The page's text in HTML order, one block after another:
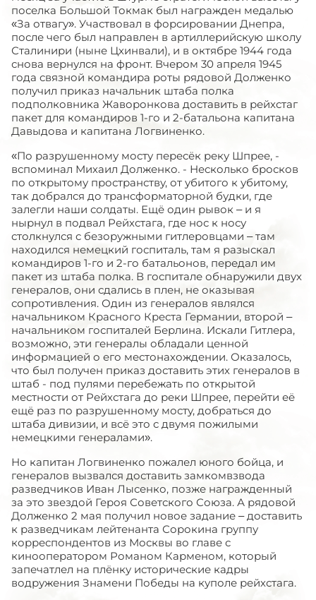
поселка Большой Токмак был награжден медалью
«За отвагу». Участвовал в форсировании Днепра,
после чего был направлен в артиллерийскую школу
Сталинири (ныне Цхинвали), и в октябре 1944 года
снова вернулся на фронт. Вчером 30 апреля 1945
года связной командира роты рядовой Долженко
получил приказ начальник штаба полка
подполковника Жаворонкова доставить в рейхстаг
пакет для командиров 1-го и 2-батальона капитана
Давыдова и капитана Логвиненко.
«По разрушенному мосту пересёк реку Шпрее, -
вспоминал Михаил Долженко. - Несколько бросков
по открытому пространству, от убитого к убитому,
так добрался до трансформаторной будки, где
залегли наши солдаты. Ещё один рывок – и я
нырнул в подвал Рейхстага, где нос к носу
столкнулся с безоружными гитлеровцами – там
находился немецкий госпиталь, там я разыскал
командиров 1-го и 2-го батальонов, передал им
пакет из штаба полка. В госпитале обнаружили двух
генералов, они сдались в плен, не оказывая
сопротивления. Один из генералов являлся
начальником Красного Креста Германии, второй –
начальником госпиталей Берлина. Искали Гитлера,
возможно, эти генералы обладали ценной
информацией о его местонахождении. Оказалось,
что был получен приказ доставить этих генералов в
штаб - под пулями пeрeбежать по открытой
местности от Рейхстага до реки Шпрее, перейти её
ещё раз по разрушенному мосту, добраться до
штаба дивизии, и всё это с двумя пожилыми
немецкими генералами».
Но капитан Логвиненко пожалел юного бойца, и
генералов вызвался доставить замкомвзвода
разведчиков Иван Лысенко, позже награжденный
за это звездой Героя Советского Союза. А рядовой
Долженко 2 мая получил новое задание – доставить
к разведчикам лейтенанта Сорокина группу
корреспондентов из Москвы во главе с
кинооператором Романом Карменом, который
запечатлел на плёнку исторические кадры
водружения Знамени Победы на куполе рейхстага.